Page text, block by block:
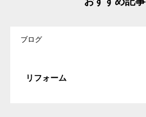
ブログ
リフォーム